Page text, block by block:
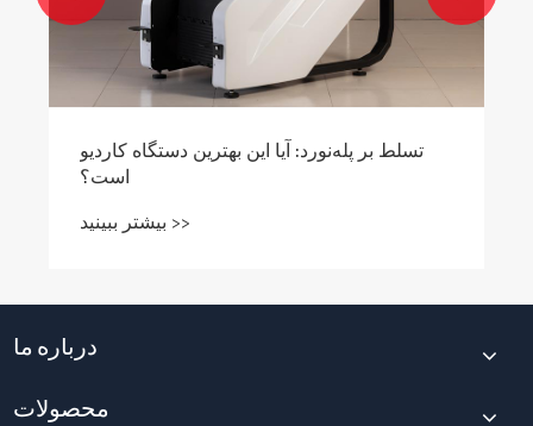
تسلط بر پله‌نورد: آیا این بهترین دستگاه کاردیو
است؟
بیشتر ببینید >>
درباره ما
محصولات